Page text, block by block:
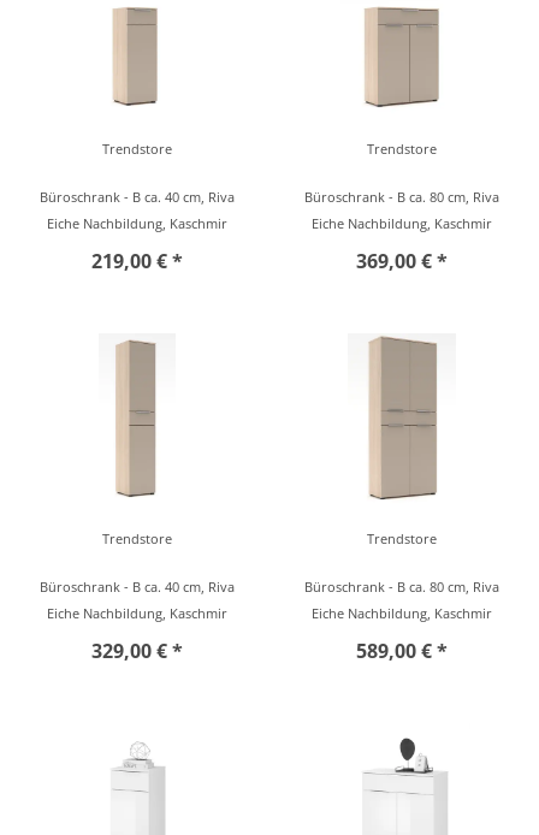
Trendstore
Büroschrank - B ca. 40 cm, Riva
Eiche Nachbildung, Kaschmir
219,00 € *
Trendstore
Büroschrank - B ca. 80 cm, Riva
Eiche Nachbildung, Kaschmir
369,00 € *
Trendstore
Büroschrank - B ca. 40 cm, Riva
Eiche Nachbildung, Kaschmir
329,00 € *
Trendstore
Büroschrank - B ca. 80 cm, Riva
Eiche Nachbildung, Kaschmir
589,00 € *